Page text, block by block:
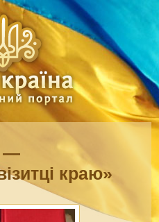
—
краю»